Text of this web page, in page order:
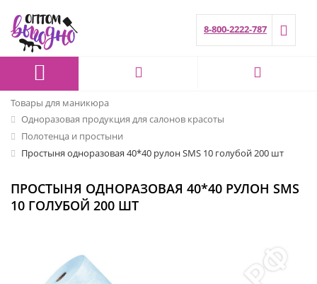
8-800-2222-787
Товары для маникюра
Одноразовая продукция для салонов красоты
Полотенца и простыни
Простыня одноразовая 40*40 рулон SMS 10 голубой 200 шт
ПРОСТЫНЯ ОДНОРАЗОВАЯ 40*40 РУЛОН SMS
10 ГОЛУБОЙ 200 ШТ